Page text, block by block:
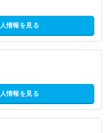
情報を見る
情報を見る